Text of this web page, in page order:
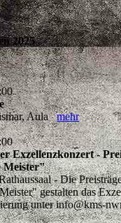
2025
Aulamehr
Exzellenzkonzert -
Meister"
- Die
gestalten das
unter info@kms-